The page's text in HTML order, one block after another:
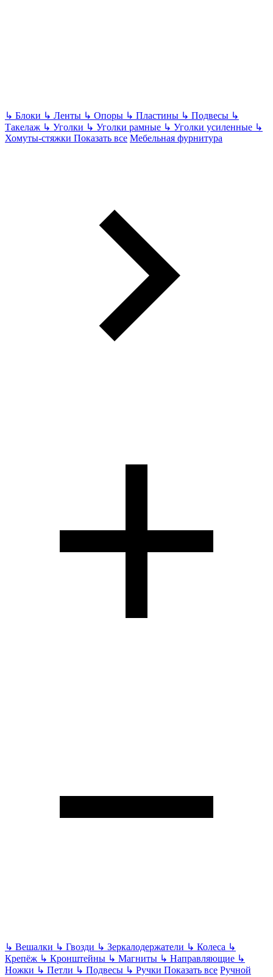
↳ Блоки ↳ Ленты ↳ Опоры ↳ Пластины ↳ Подвесы ↳
Такелаж ↳ Уголки ↳ Уголки рамные ↳ Уголки усиленные ↳
Хомуты-стяжки Показать все Мебельная фурнитура
↳ Вешалки ↳ Гвозди ↳ Зеркалодержатели ↳ Колеса ↳
Крепёж ↳ Кронштейны ↳ Магниты ↳ Направляющие ↳
Ножки ↳ Петли ↳ Подвесы ↳ Ручки Показать все Ручной